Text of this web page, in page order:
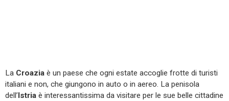
La Croazia è un paese che ogni estate accoglie frotte di turisti
italiani e non, che giungono in auto o in aereo. La penisola
dell’Istria è interessantissima da visitare per le sue belle cittadine